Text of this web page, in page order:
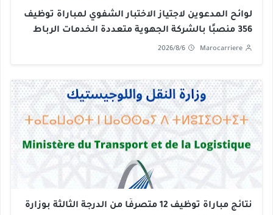
لوائح المدعوين لاجتياز الاختبار الشفوي لمباراة توظيف
356 منصبًا بالشركة الجهوية متعددة الخدمات الرباط
سلا القنيطرة 2026
Marocarriere
2026/8/6
نتائج مباراة توظيف 12 متصرفًا من الدرجة الثالثة بوزارة